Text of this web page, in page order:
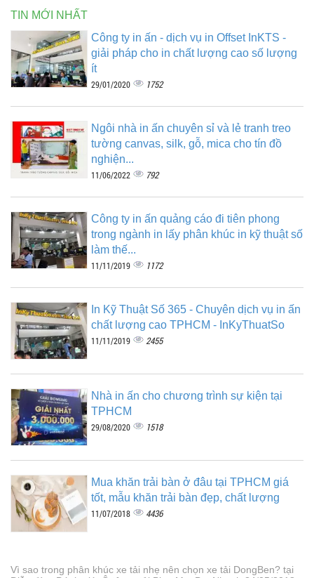
TIN MỚI NHẤT
Công ty in ấn - dịch vụ in Offset InKTS -
giải pháp cho in chất lượng cao số lượng
ít
29/01/2020 1752
Ngôi nhà in ấn chuyên sỉ và lẻ tranh treo
tường canvas, silk, gỗ, mica cho tín đồ
nghiện...
11/06/2022 792
Công ty in ấn quảng cáo đi tiên phong
trong ngành in lấy phân khúc in kỹ thuật số
làm thế...
11/11/2019 1172
In Kỹ Thuật Số 365 - Chuyên dịch vụ in ấn
chất lượng cao TPHCM - InKyThuatSo
11/11/2019 2455
Nhà in ấn cho chương trình sự kiện tại
TPHCM
29/08/2020 1518
Mua khăn trải bàn ở đâu tại TPHCM giá
tốt, mẫu khăn trải bàn đẹp, chất lượng
11/07/2018 4436
Vì sao trong phân khúc xe tải nhẹ nên chọn xe tải DongBen? tại